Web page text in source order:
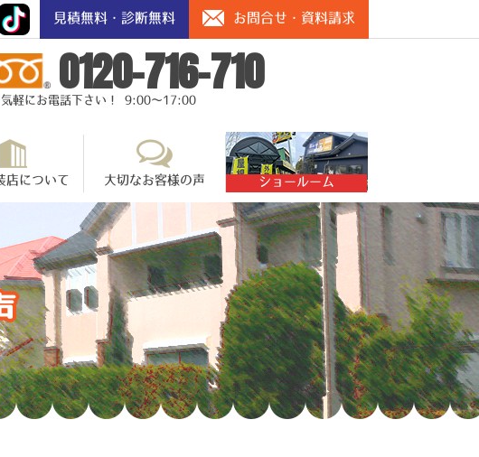
見積無料・診断無料 お問合せ・資料請求
0120-716-710
気軽にお電話下さい！ 9:00～17:00
店について 大切なお客様の声 ショールーム